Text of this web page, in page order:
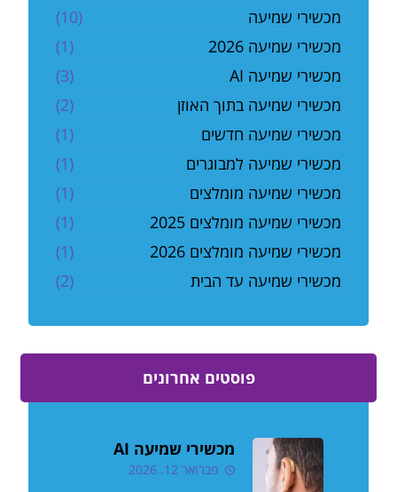
מכשירי שמיעה
(10)
מכשירי שמיעה 2026
(1)
מכשירי שמיעה AI
(3)
מכשירי שמיעה בתוך האוזן
(2)
מכשירי שמיעה חדשים
(1)
מכשירי שמיעה למבוגרים
(1)
מכשירי שמיעה מומלצים
(1)
מכשירי שמיעה מומלצים 2025
(1)
מכשירי שמיעה מומלצים 2026
(1)
מכשירי שמיעה עד הבית
(2)
פוסטים אחרונים
מכשירי שמיעה AI
פברואר 12, 2026